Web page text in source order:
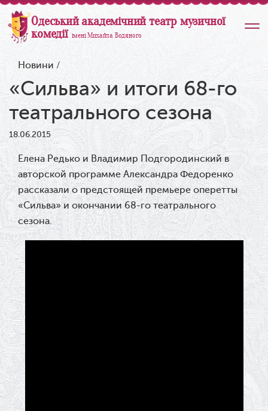
Одеський академічний театр музичної
комедії імені Михайла Водяного
Новини /
«Сильва» и итоги 68-го
театрального сезона
18.06.2015
Елена Редько и Владимир Подгородинский в
авторской программе Александра Федоренко
рассказали о предстоящей премьере оперетты
«Сильва» и окончании 68-го театрального
сезона.